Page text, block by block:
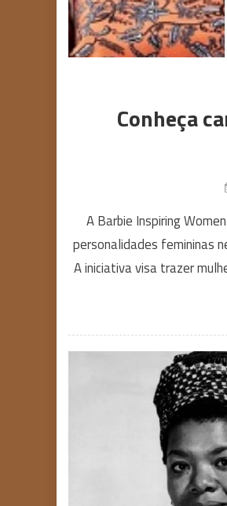
Conheça
A Barbie Inspiring
personalidades femininas
A iniciativa visa trazer